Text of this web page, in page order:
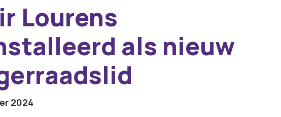
Lourens
als nieuw
2024